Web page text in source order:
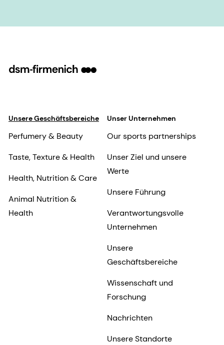
Unsere Geschäftsbereiche
Perfumery & Beauty
Taste, Texture & Health
Health, Nutrition & Care
Animal Nutrition &
Health
Unser Unternehmen
Our sports partnerships
Unser Ziel und unsere
Werte
Unsere Führung
Verantwortungsvolle
Unternehmen
Unsere
Geschäftsbereiche
Wissenschaft und
Forschung
Nachrichten
Unsere Standorte